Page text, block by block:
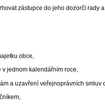
zástupce do jeho dozorčí
obce,
v jednom kalendářním roce,
a uzavření veřejnoprávních smluv